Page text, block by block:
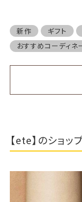
新作 ギフト
おすすめコーディネ
【ete】のショッ